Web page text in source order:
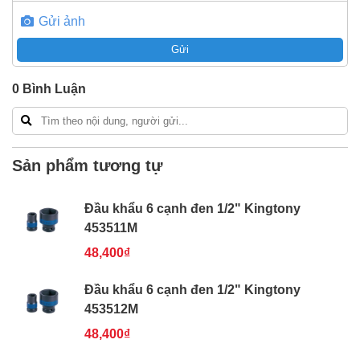
Bao 1 đổi 1 trong 24 giờ
Nếu bạn cần thêm thông tin củaĐầu khẩu 6 cạnh đen
1/2" Kingtony 453530M
024.2224.8888hoặc zalo -0868.603.068
Gửi ảnh
Gửi
0 Bình Luận
Sản phẩm tương tự
Đầu khẩu 6 cạnh đen 1/2" Kingtony
453511M
48,400₫
Đầu khẩu 6 cạnh đen 1/2" Kingtony
453512M
48,400₫